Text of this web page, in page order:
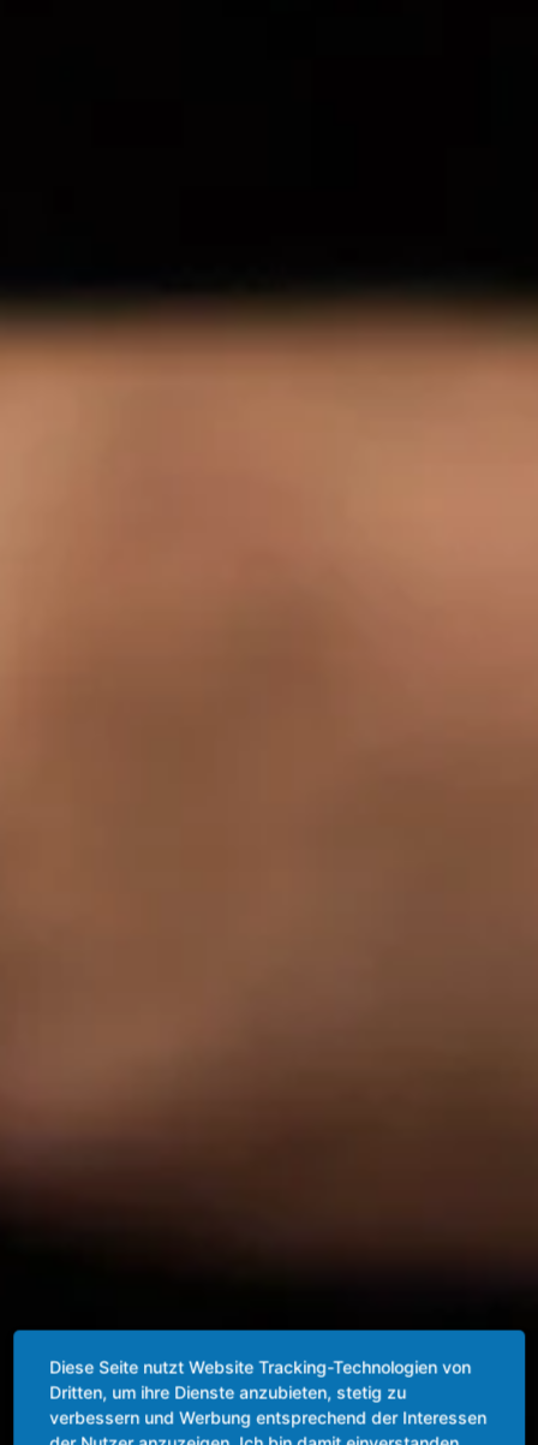
Diese Seite nutzt Website Tracking-Technologien von
Dritten, um ihre Dienste anzubieten, stetig zu
verbessern und Werbung entsprechend der Interessen